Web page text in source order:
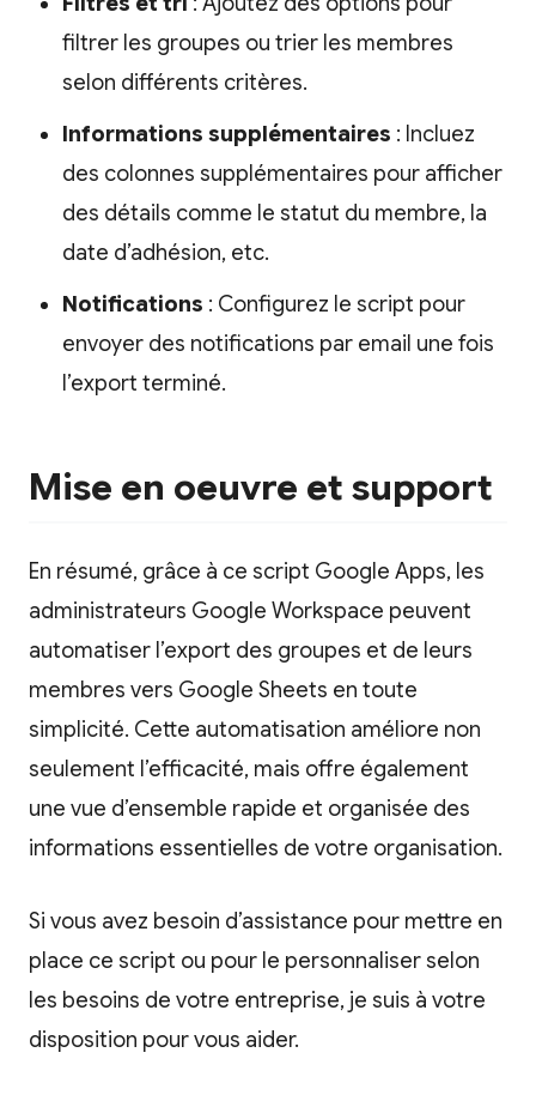
filtrer les groupes ou trier les membres
selon différents critères.
Informations supplémentaires : Incluez
des colonnes supplémentaires pour afficher
des détails comme le statut du membre, la
date d’adhésion, etc.
Notifications : Configurez le script pour
envoyer des notifications par email une fois
l’export terminé.
Mise en oeuvre et support
En résumé, grâce à ce script Google Apps, les
administrateurs Google Workspace peuvent
automatiser l’export des groupes et de leurs
membres vers Google Sheets en toute
simplicité. Cette automatisation améliore non
seulement l’efficacité, mais offre également
une vue d’ensemble rapide et organisée des
informations essentielles de votre organisation.
Si vous avez besoin d’assistance pour mettre en
place ce script ou pour le personnaliser selon
les besoins de votre entreprise, je suis à votre
disposition pour vous aider.